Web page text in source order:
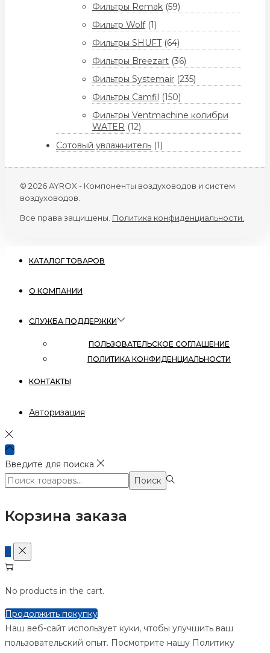
Фильтры Remak (59)
Фильтр Wolf (1)
Фильтры SHUFT (64)
Фильтры Breezart (36)
Фильтры Systemair (235)
Фильтры Camfil (150)
Фильтры Ventmachine колибри
WATER (12)
Сотовый увлажнитель (1)
© 2026 AYROX - Компоненты воздуховодов и систем
воздуховодов.
Все права защищены. Политика конфиденциальности.
КАТАЛОГ ТОВАРОВ
О КОМПАНИИ
СЛУЖБА ПОДДЕРЖКИ
ПОЛЬЗОВАТЕЛЬСКОЕ СОГЛАШЕНИЕ
ПОЛИТИКА КОНФИДЕНЦИАЛЬНОСТИ
КОНТАКТЫ
Авторизация
Введите для поиска
Поиск:>
Поиск
Корзина заказа
0
No products in the cart.
Продолжить покупку
Наш веб-сайт использует куки, чтобы улучшить ваш
пользовательский опыт. Посмотрите нашу Политику